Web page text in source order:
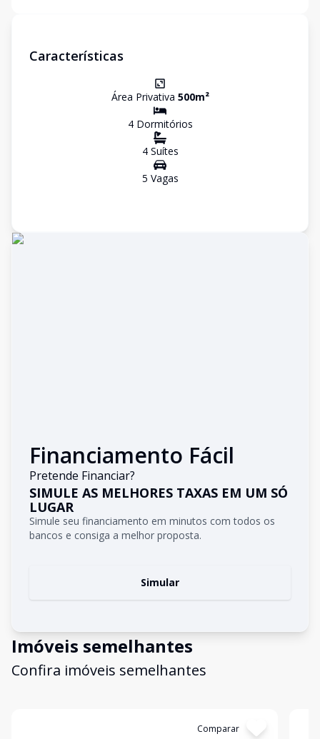
Características
Área Privativa 500m²
4Dormitórios
4Suítes
5 Vagas
Financiamento Fácil
Pretende Financiar?
SIMULE AS MELHORES TAXAS EM UM SÓ
LUGAR
Simule seu financiamento em minutos com todos os
bancos e consiga a melhor proposta.
Simular
Imóveis semelhantes
Confira imóveis semelhantes
Comparar